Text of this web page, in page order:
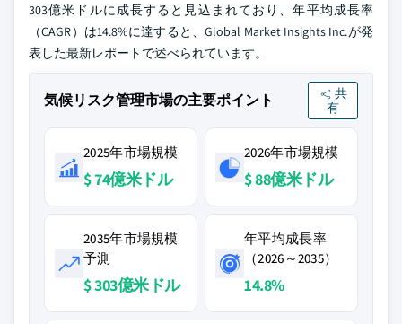
303億米ドルに成長すると見込まれており、年平均成長率
（CAGR）は14.8%に達すると、Global Market Insights Inc.が発
表した最新レポートで述べられています。
気候リスク管理市場の主要ポイント
共
有
2025年市場規模
$ 74億米ドル
2026年市場規模
$ 88億米ドル
2035年市場規模
予測
$ 303億米ドル
年平均成長率
（2026～2035）
14.8%